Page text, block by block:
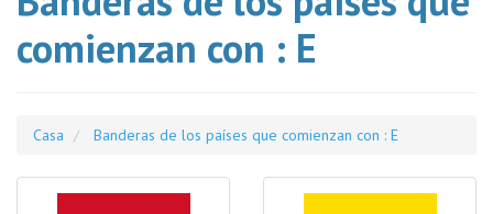
comienzan con : E
Casa Banderas de los países que comienzan con : E